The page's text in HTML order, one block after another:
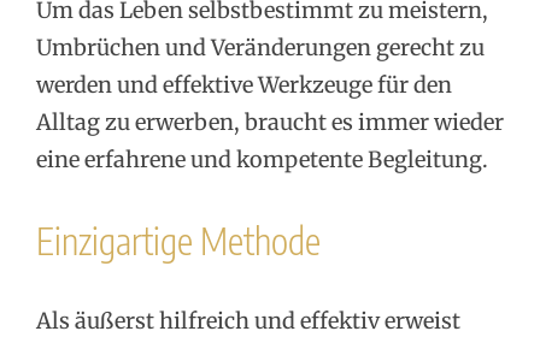
Um das Leben selbstbestimmt zu meistern,
Umbrüchen und Veränderungen gerecht zu
werden und effektive Werkzeuge für den
Alltag zu erwerben, braucht es immer wieder
eine erfahrene und kompetente Begleitung.
Einzigartige Methode
Als äußerst hilfreich und effektiv erweist